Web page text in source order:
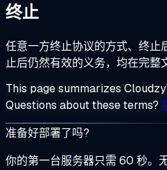
终止
任意一方终止协议的方式、终止
止后仍然有效的义务，均在完整
This page summarizes
Questions about these terms?
准备好部署了吗?
你的第一台服务器只需 60 秒。